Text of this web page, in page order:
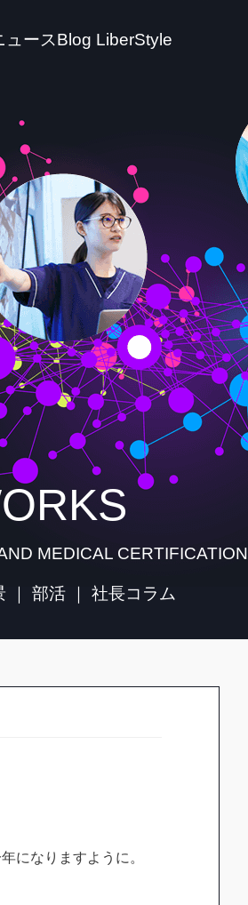
ースBlog LiberStyle
MEDICAL CERTIFICATION
部活｜ 社長コラム
になりますように。